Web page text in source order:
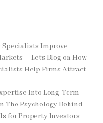
Specialists Improve
– Lets Blogon How
Help Firms Attract
Into Long-Term
The Psychology Behind
for Property Investors